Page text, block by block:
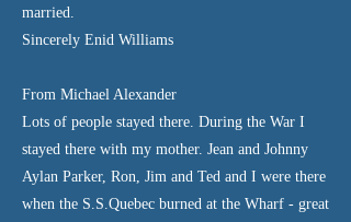
married.
Sincerely Enid Williams
From Michael Alexander
Lots of people stayed there. During the War I
stayed there with my mother. Jean and Johnny
Aylan Parker, Ron, Jim and Ted and I were there
when the S.S.Quebec burned at the Wharf - great